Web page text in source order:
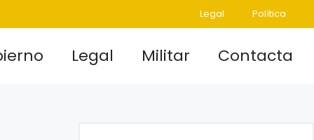
Legal Política
Legal Militar Contacta